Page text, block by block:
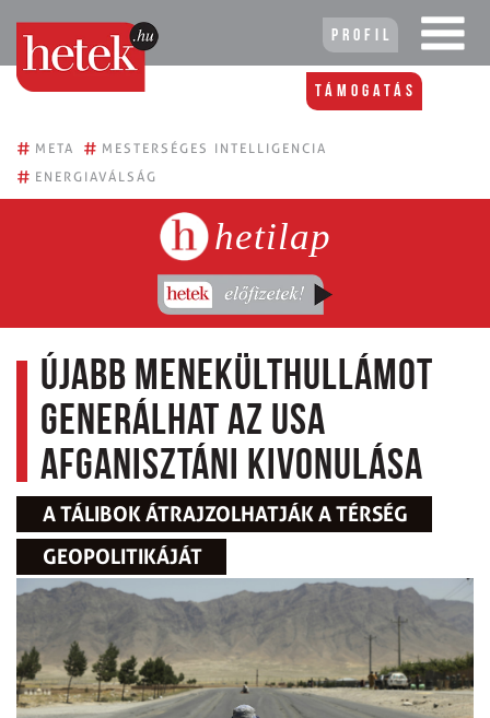
Profil
Támogatás
# META # MESTERSÉGES INTELLIGENCIA
# ENERGIAVÁLSÁG
hetilap
Újabb menekülthullámot
generálhat az USA
afganisztáni kivonulása
A TÁLIBOK ÁTRAJZOLHATJÁK A TÉRSÉG
GEOPOLITIKÁJÁT